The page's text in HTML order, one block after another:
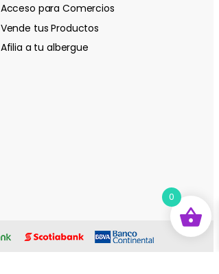
Acceso para Comercios
Vende tus Productos
Afilia a tu albergue
0